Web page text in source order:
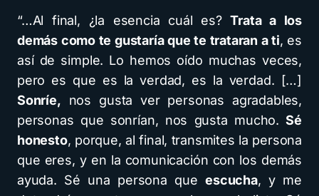
“…Al final, ¿la esencia cuál es?Trata a los
demás como te gustaría que te trataran a ti, es
así de simple. Lo hemos oído muchas veces,
pero es que es la verdad, es la verdad. […]
Sonríe, nos gusta ver personas agradables,
personas que sonrían, nos gusta mucho.Sé
honesto, porque, al final, transmites la persona
que eres, y en la comunicación con los demás
ayuda. Sé una persona queescucha, y me